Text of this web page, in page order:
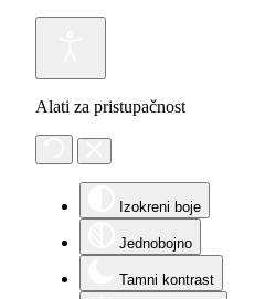
Alati za pristupačnost
Izokreni boje
Jednobojno
Tamni kontrast